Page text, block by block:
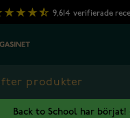
9,614 verifierade
Back to School har börjat!